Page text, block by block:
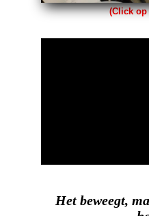
(Click
Het beweegt,